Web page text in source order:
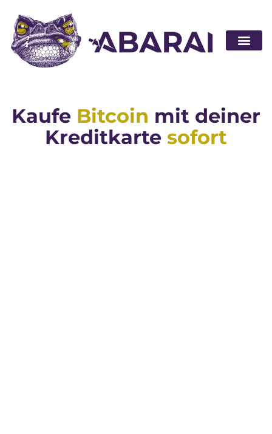
Kaufe Bitcoin mit deiner
Kreditkarte sofort